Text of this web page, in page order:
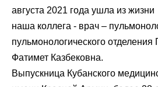
августа 2021 года ушла из жизни
наша коллега - врач –
пульмонологического
Фатимет Казбековна.
Выпускница Кубанского